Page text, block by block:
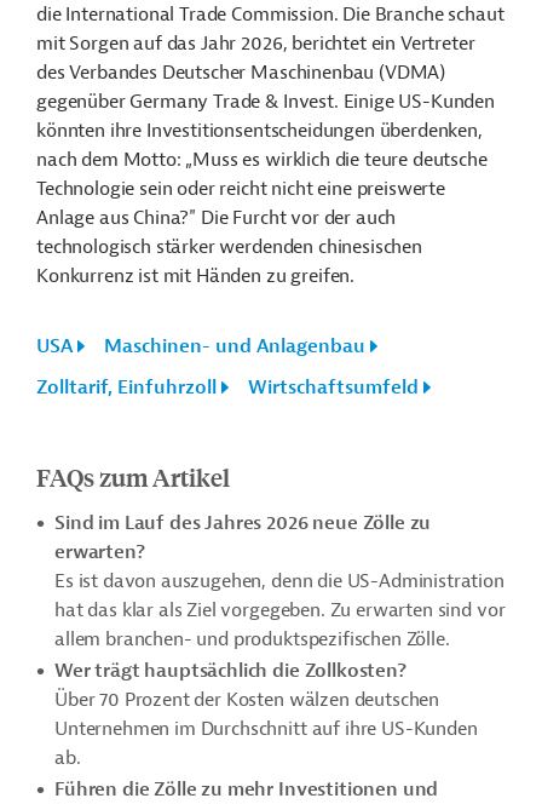
die International Trade Commission. Die Branche schaut
mit Sorgen auf das Jahr 2026, berichtet ein Vertreter
des Verbandes Deutscher Maschinenbau (VDMA)
gegenüber Germany Trade & Invest. Einige US-Kunden
könnten ihre Investitionsentscheidungen überdenken,
nach dem Motto: „Muss es wirklich die teure deutsche
Technologie sein oder reicht nicht eine preiswerte
Anlage aus China?" Die Furcht vor der auch
technologisch stärker werdenden chinesischen
Konkurrenz ist mit Händen zu greifen.
USA
Maschinen- und Anlagenbau
Zolltarif, Einfuhrzoll
Wirtschaftsumfeld
FAQs zum Artikel
Sind im Lauf des Jahres 2026 neue Zölle zu
erwarten?
Es ist davon auszugehen, denn die US-Administration
hat das klar als Ziel vorgegeben. Zu erwarten sind vor
allem branchen- und produktspezifischen Zölle.
Wer trägt hauptsächlich die Zollkosten?
Über 70 Prozent der Kosten wälzen deutschen
Unternehmen im Durchschnitt auf ihre US-Kunden
ab.
Führen die Zölle zu mehr Investitionen und